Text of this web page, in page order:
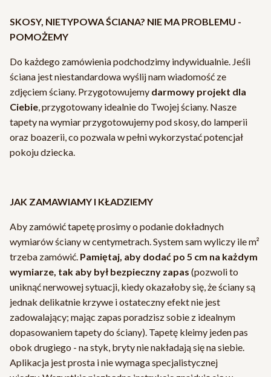
SKOSY, NIETYPOWA ŚCIANA? NIE MA PROBLEMU -
POMOŻEMY
Do każdego zamówienia podchodzimy indywidualnie. Jeśli
ściana jest niestandardowa wyślij nam wiadomość ze
zdjęciem ściany. Przygotowujemy darmowy projekt dla
Ciebie, przygotowany idealnie do Twojej ściany. Nasze
tapety na wymiar przygotowujemy pod skosy, do lamperii
oraz boazerii, co pozwala w pełni wykorzystać potencjał
pokoju dziecka.
JAK ZAMAWIAMY I KŁADZIEMY
Aby zamówić tapetę prosimy o podanie dokładnych
wymiarów ściany w centymetrach. System sam wyliczy ile m²
trzeba zamówić. Pamiętaj, aby dodać po 5 cm na każdym
wymiarze, tak aby był bezpieczny zapas (pozwoli to
uniknąć nerwowej sytuacji, kiedy okazałoby się, że ściany są
jednak delikatnie krzywe i ostateczny efekt nie jest
zadowalający; mając zapas poradzisz sobie z idealnym
dopasowaniem tapety do ściany). Tapetę kleimy jeden pas
obok drugiego - na styk, bryty nie nakładają się na siebie.
Aplikacja jest prosta i nie wymaga specjalistycznej